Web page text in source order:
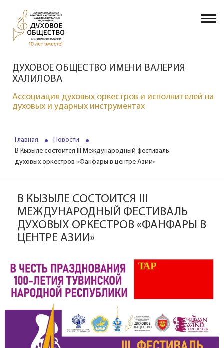
ДУХОВОЕ ОБЩЕСТВО ИМЕНИ ВАЛЕРИЯ
ХАЛИЛОВА
Ассоциация духовых оркестров и исполнителей на
духовых и ударных инструментах
Главная
Новости
В Кызыле состоится III Международный фестиваль
духовых оркестров «Фанфары в центре Азии»
В КЫЗЫЛЕ СОСТОИТСЯ III
МЕЖДУНАРОДНЫЙ ФЕСТИВАЛЬ
ДУХОВЫХ ОРКЕСТРОВ «ФАНФАРЫ В
ЦЕНТРЕ АЗИИ»